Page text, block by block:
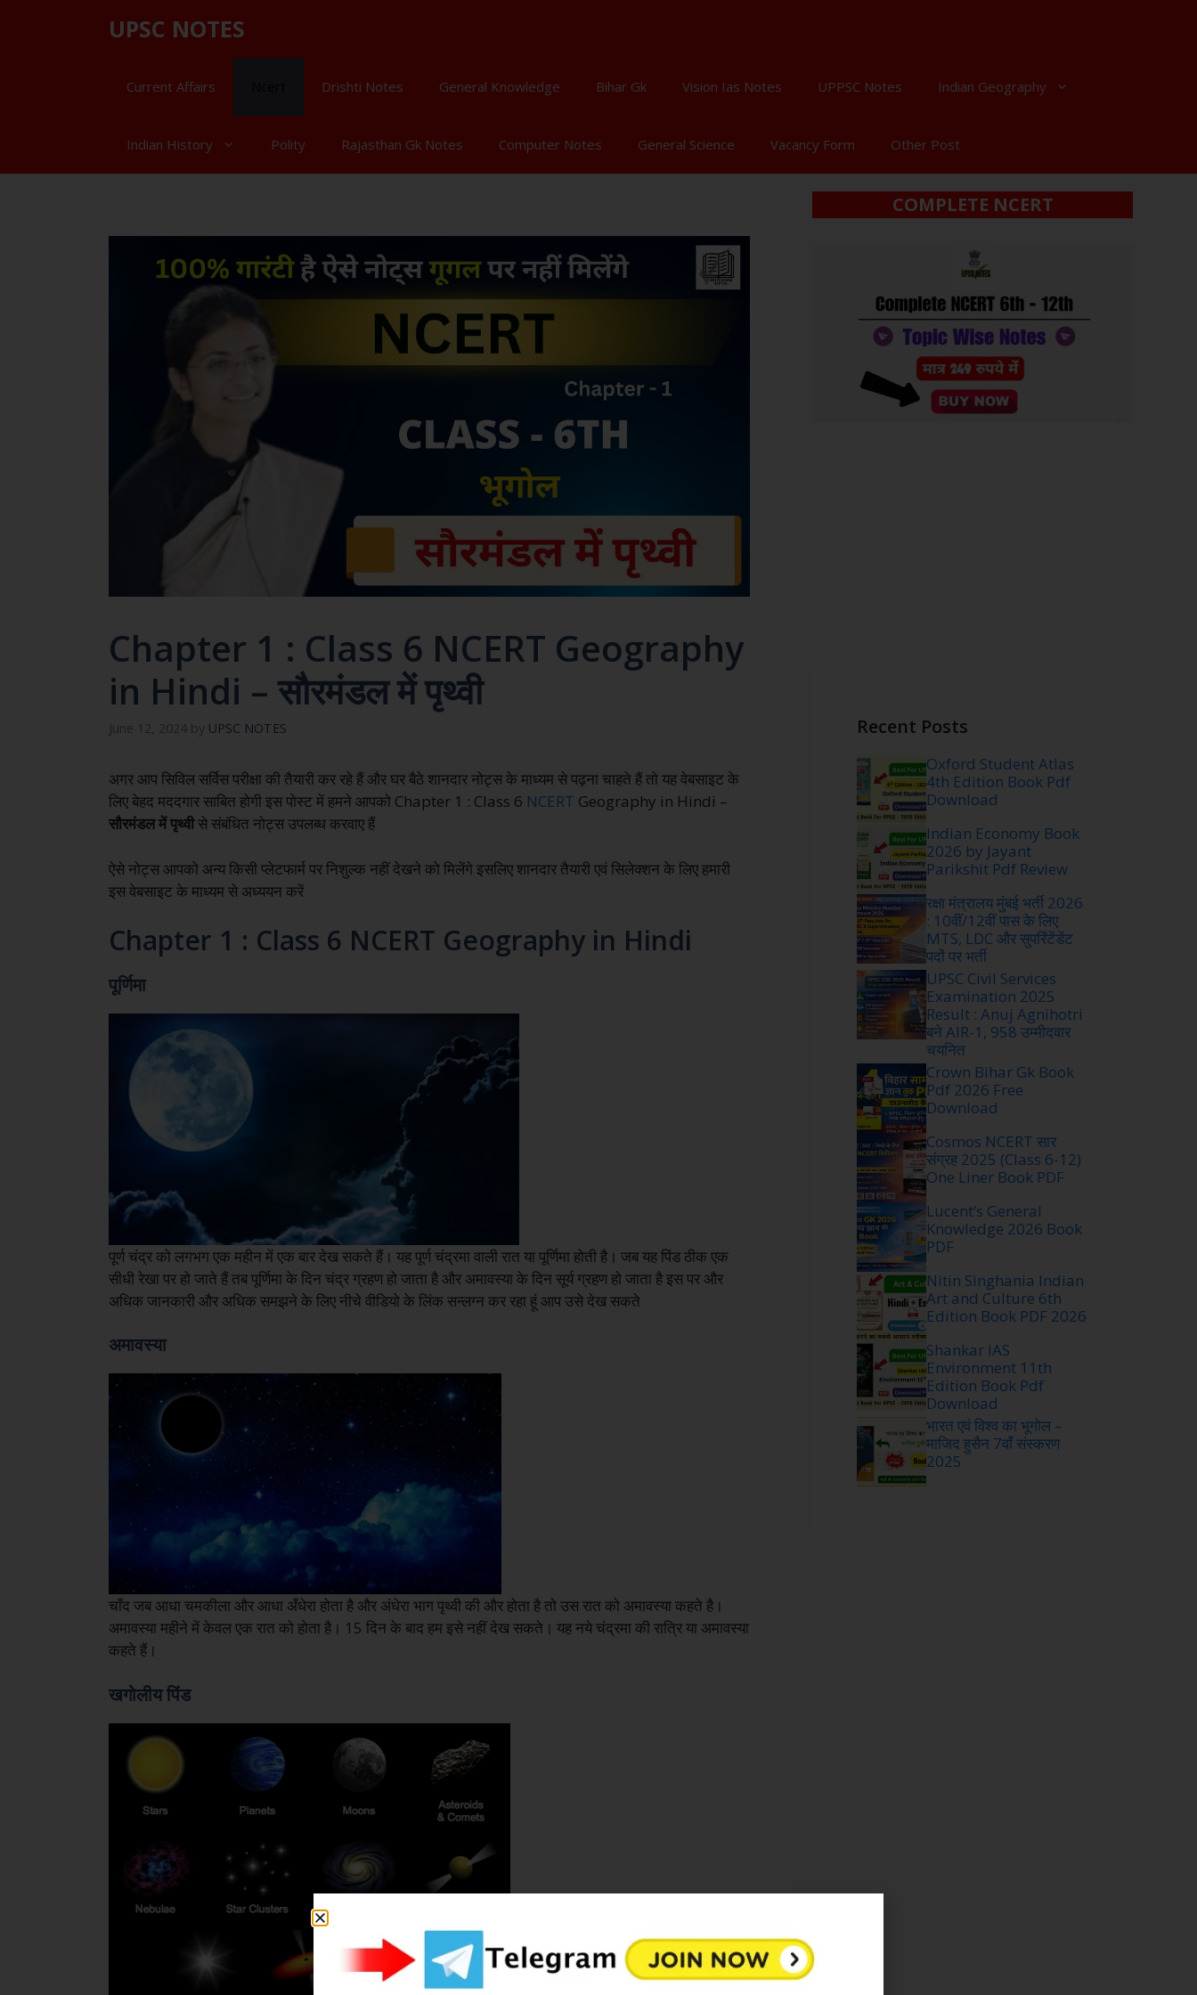
UPSC NOTES
Current Affairs Drishti Notes General Knowledge Bihar Gk Vision Ias Notes UPPSC Notes Indian Geography
Indian History Polity Rajasthan Gk Notes Computer Notes General Science Vacancy Form Other Post
Chapter 1 : Class 6 NCERT Geography
in Hindi – सौरमंडल में पृथ्वी
June 12, 2024 by UPSC NOTES
अगर आप सिविल सर्विस परीक्षा की तैयारी कर रहे हैं और घर बैठे शानदार नोट्स के माध्यम से पढ़ना चाहते हैं तो यह वेबसाइट के
लिए बेहद मददगार साबित होगी इस पोस्ट में हमने आपको Chapter 1 : Class 6 NCERT Geography in Hindi –
सौरमंडल में पृथ्वीसे संबंधित नोट्स उपलब्ध करवाए हैं
ऐसे नोट्स आपको अन्य किसी प्लेटफार्म पर निशुल्क नहीं देखने को मिलेंगे इसलिए शानदार तैयारी एवं सिलेक्शन के लिए हमारी
इस वेबसाइट के माध्यम से अध्ययन करें
Chapter 1 : Class 6 NCERT Geography in Hindi
पूर्णिमा
पूर्ण चंद्र को लगभग एक महीन में एक बार देख सकते हैं। यह पूर्ण चंद्रमा वाली रात या पूर्णिमा होती है। जब यह पिंड ठीक एक
सीधी रेखा पर हो जाते हैं तब पूर्णिमा के दिन चंद्र ग्रहण हो जाता है और अमावस्या के दिन सूर्य ग्रहण हो जाता है इस पर और
अधिक जानकारी और अधिक समझने के लिए नीचे वीडियो के लिंक सन्लग्न कर रहा हूं आप उसे देख सकते
अमावस्या
चाँद जब आधा चमकीला और आधा अँधेरा होता है और अंधेरा भाग पृथ्वी की और होता है तो उस रात को अमावस्या कहते है।
अमावस्या महीने में केवल एक रात को होता है। 15 दिन के बाद हम इसे नहीं देख सकते। यह नये चंद्रमा की रात्रि या अमावस्या
कहते हैं।
खगोलीय पिंड
COMPLETE NCERT
Recent Posts
Oxford Student Atlas
4th Edition Book Pdf
Download
Indian Economy Book
2026 by Jayant
Parikshit Pdf Review
रक्षा मंत्रालय मुंबई भर्ती 2026
: 10वीं/12वीं पास के लिए
MTS, LDC और सुपरिंटेंडेंट
पदों पर भर्ती
UPSC Civil Services
Examination 2025
Result : Anuj Agnihotri
बने AIR-1, 958 उम्मीदवार
चयनित
Crown Bihar Gk Book
Pdf 2026 Free
Download
Cosmos NCERT सार
संग्रह 2025 (Class 6-12)
One Liner Book PDF
Lucent’s General
Knowledge 2026 Book
PDF
Nitin Singhania Indian
Art and Culture 6th
Edition Book PDF 2026
Shankar IAS
Environment 11th
Edition Book Pdf
Download
भारत एवं विश्व का भूगोल –
माजिद हुसैन 7वाँ संस्करण
2025